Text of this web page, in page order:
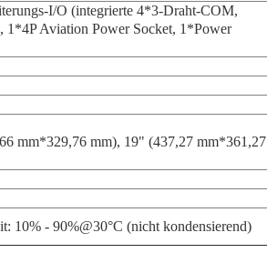
I/O (integrierte 4*3-Draht-COM,
Aviation Power Socket, 1*Power
mm*329,76 mm), 19" (437,27 mm*361,27
10% - 90%@30°C (nicht kondensierend)